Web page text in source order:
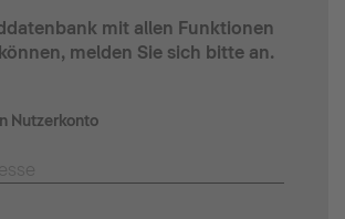
mit allen Funktionen
melden Sie sich bitte an.
Nutzerkonto